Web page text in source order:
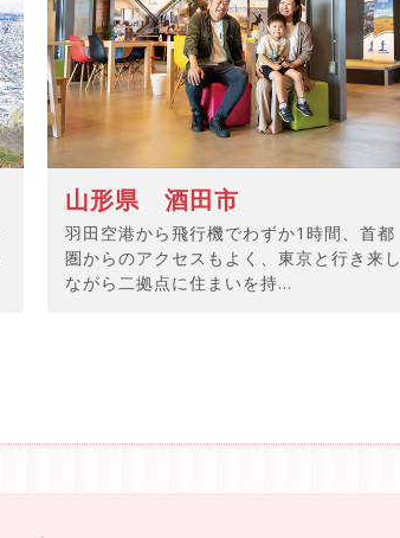
山形県 酒田市
羽田空港から飛行機でわずか1時間、首都
圏からのアクセスもよく、東京と行き来し
ながら二拠点に住まいを持...